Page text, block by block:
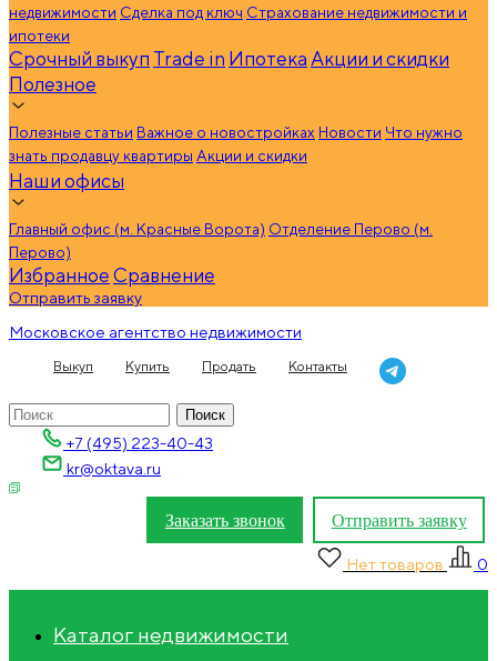
недвижимости Сделка под ключ Страхование недвижимости и
ипотеки
Срочный выкуп Trade in ИпотекаАкции и скидки
Полезное
Полезные статьи Важное о новостройках Новости Что нужно
знать продавцу квартиры Акции и скидки
Наши офисы
Главный офис (м. Красные Ворота) Отделение Перово (м.
Перово)
ИзбранноеСравнение
Отправить заявку
Московское агентство недвижимости
Выкуп Купить Продать Контакты
+7 (495) 223-40-43
kr@oktava.ru
Заказать звонок Отправить заявку
Нет товаров 0
Каталог недвижимости